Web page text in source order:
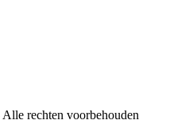
rechten voorbehouden